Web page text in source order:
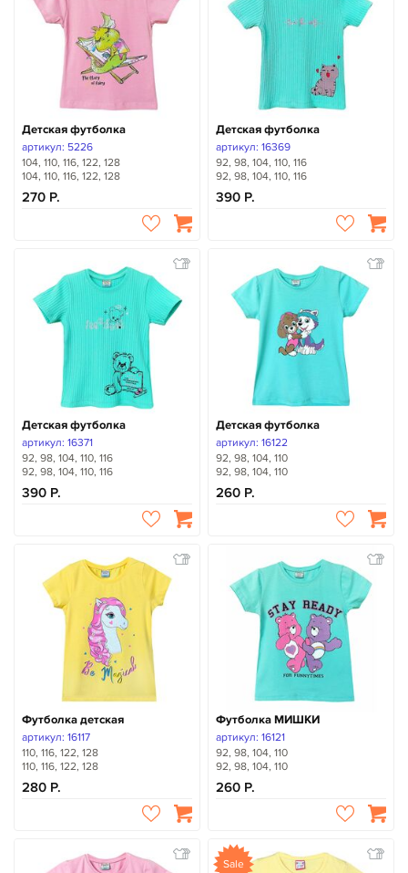
Детская футболка
артикул: 5226
104, 110, 116, 122, 128
104, 110, 116, 122, 128
270
Детская футболка
артикул: 16369
92, 98, 104, 110, 116
92, 98, 104, 110, 116
390
Детская футболка
артикул: 16371
92, 98, 104, 110, 116
92, 98, 104, 110, 116
390
Детская футболка
артикул: 16122
92, 98, 104, 110
92, 98, 104, 110
260
Футболка детская
артикул: 16117
110, 116, 122, 128
110, 116, 122, 128
280
Футболка МИШКИ
артикул: 16121
92, 98, 104, 110
92, 98, 104, 110
260
Sale